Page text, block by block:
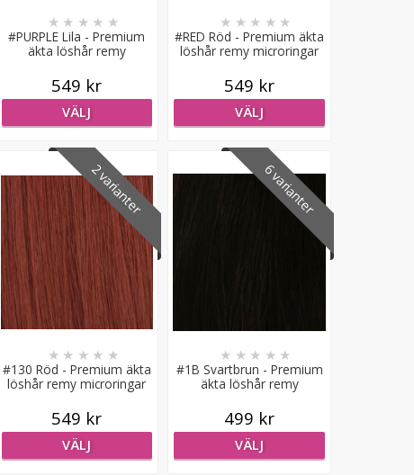
#PURPLE Lila - Premium
äkta löshår remy
microringar loop
★ ★ ★ ★ ★
549 kr
VÄLJ
#RED Röd - Premium äkta
löshår remy microringar
loop
★ ★ ★ ★ ★
549 kr
VÄLJ
2 varianter
#130 Röd - Premium äkta
löshår remy microringar
loop
★ ★ ★ ★ ★
549 kr
VÄLJ
6 varianter
#1B Svartbrun - Premium
äkta löshår remy
microringar loop
★ ★ ★ ★ ★
499 kr
VÄLJ